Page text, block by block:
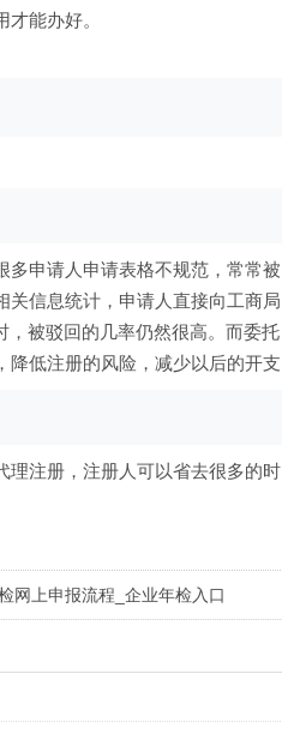
能办好。
多申请人申请表格不规范，常常被
关信息统计，申请人直接向工商局
，被驳回的几率仍然很高。而委托
降低注册的风险，减少以后的开支
理注册，注册人可以省去很多的时
网上申报流程_企业年检入口